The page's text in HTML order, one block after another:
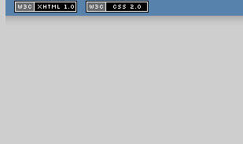
XHTML
1.1 valide
2.0 valide